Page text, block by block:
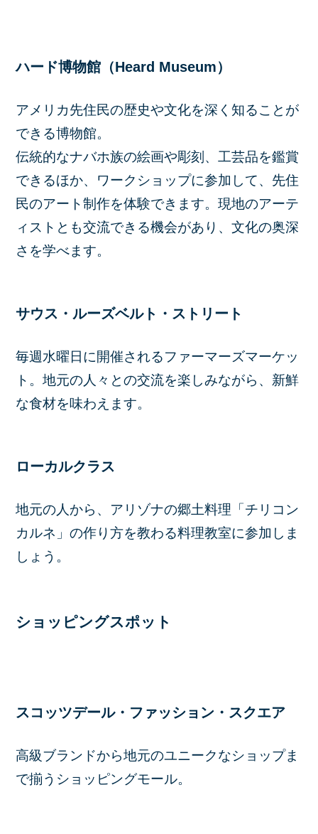
ハード博物館（Heard Museum）
アメリカ先住民の歴史や文化を深く知ることが
できる博物館。
伝統的なナバホ族の絵画や彫刻、工芸品を鑑賞
できるほか、ワークショップに参加して、先住
民のアート制作を体験できます。現地のアーテ
ィストとも交流できる機会があり、文化の奥深
さを学べます。
サウス・ルーズベルト・ストリート
毎週水曜日に開催されるファーマーズマーケッ
ト。地元の人々との交流を楽しみながら、新鮮
な食材を味わえます。
ローカルクラス
地元の人から、アリゾナの郷土料理「チリコン
カルネ」の作り方を教わる料理教室に参加しま
しょう。
ショッピングスポット
スコッツデール・ファッション・スクエア
高級ブランドから地元のユニークなショップま
で揃うショッピングモール。